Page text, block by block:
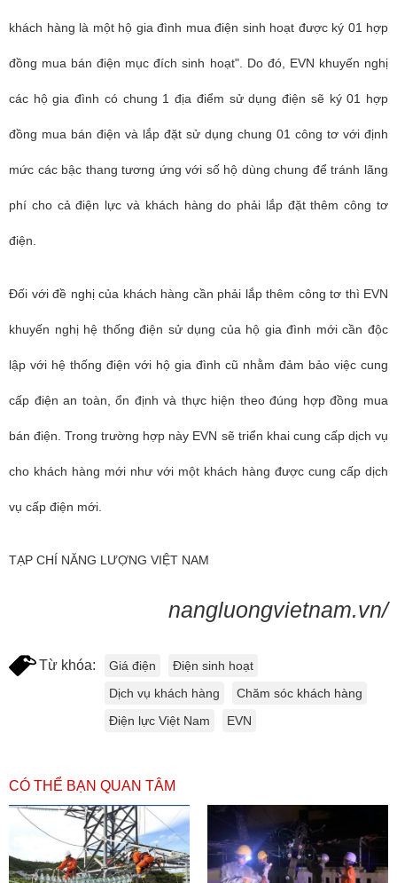
khách hàng là một hộ gia đình mua điện sinh hoạt được ký 01 hợp
đồng mua bán điện mục đích sinh hoạt". Do đó, EVN khuyến nghị
các hộ gia đình có chung 1 địa điểm sử dụng điện sẽ ký 01 hợp
đồng mua bán điện và lắp đặt sử dụng chung 01 công tơ với định
mức các bậc thang tương ứng với số hộ dùng chung để tránh lãng
phí cho cả điện lực và khách hàng do phải lắp đặt thêm công tơ
điện.
Đối với đề nghị của khách hàng cần phải lắp thêm công tơ thì EVN
khuyến nghị hệ thống điện sử dụng của hộ gia đình mới cần độc
lập với hệ thống điện với hộ gia đình cũ nhằm đảm bảo việc cung
cấp điện an toàn, ổn định và thực hiện theo đúng hợp đồng mua
bán điện. Trong trường hợp này EVN sẽ triển khai cung cấp dịch vụ
cho khách hàng mới như với một khách hàng được cung cấp dịch
vụ cấp điện mới.
TẠP CHÍ NĂNG LƯỢNG VIỆT NAM
nangluongvietnam.vn/
Từ khóa: Giá điện
Điện sinh hoạt
Dịch vụ khách hàng
Chăm sóc khách hàng
Điện lực Việt Nam
EVN
CÓ THỂ BẠN QUAN TÂM